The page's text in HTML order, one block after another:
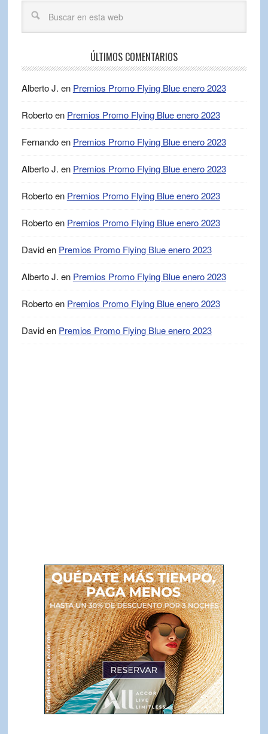
ÚLTIMOS COMENTARIOS
Alberto J. en Premios Promo Flying Blue enero 2023
Robertoen Premios Promo Flying Blue enero 2023
Fernandoen Premios Promo Flying Blue enero 2023
Alberto J. en Premios Promo Flying Blue enero 2023
Robertoen Premios Promo Flying Blue enero 2023
Robertoen Premios Promo Flying Blue enero 2023
Daviden Premios Promo Flying Blue enero 2023
Alberto J. en Premios Promo Flying Blue enero 2023
Robertoen Premios Promo Flying Blue enero 2023
Daviden Premios Promo Flying Blue enero 2023